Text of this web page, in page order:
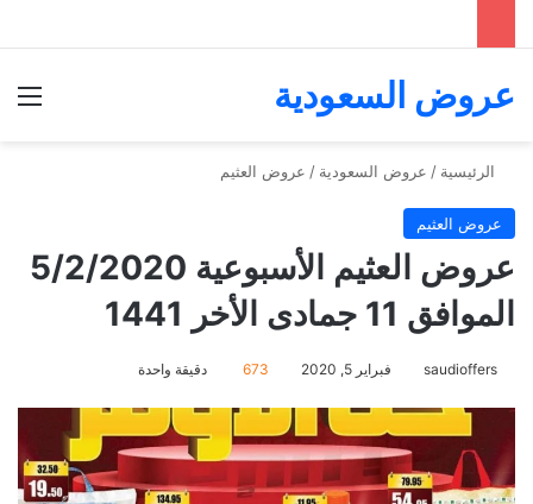
عروض السعودية
الرئيسية / عروض السعودية / عروض العثيم
عروض العثيم
عروض العثيم الأسبوعية 5/2/2020
الموافق 11 جمادى الأخر 1441
saudioffers فبراير 5, 2020 673 دقيقة واحدة